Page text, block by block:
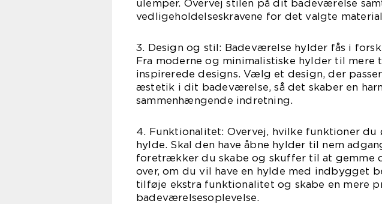
ulemper. Overvej stilen på dit badeværelse
vedligeholdelseskravene for det valgte
3. Design og stil: Badeværelse hylder fås i
Fra moderne og minimalistiske hylder til
inspirerede designs. Vælg et design, der
æstetik i dit badeværelse, så det skaber en
sammenhængende indretning.
4. Funktionalitet: Overvej, hvilke funktioner
hylde. Skal den have åbne hylder til nem
foretrækker du skabe og skuffer til at gemme
over, om du vil have en hylde med indbygget
tilføje ekstra funktionalitet og skabe en mere
badeværelsesoplevelse.